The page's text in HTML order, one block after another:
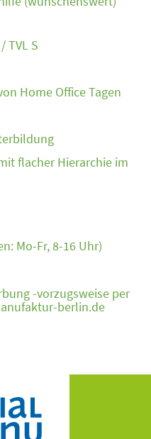
TVL S
Home Office Tagen
flacher Hierarchie im
Mo-Fr, 8-16 Uhr)
-vorzugsweise per
berlin.de